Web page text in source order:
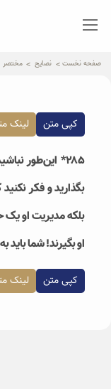
صفحه نخست نصایح مختصر
کپی متن لینک
۲۸۵* این‌طور
بگذارید و فکر
بلکه مدیریت او
او بگیرند! شما باید
کپی متن لینک